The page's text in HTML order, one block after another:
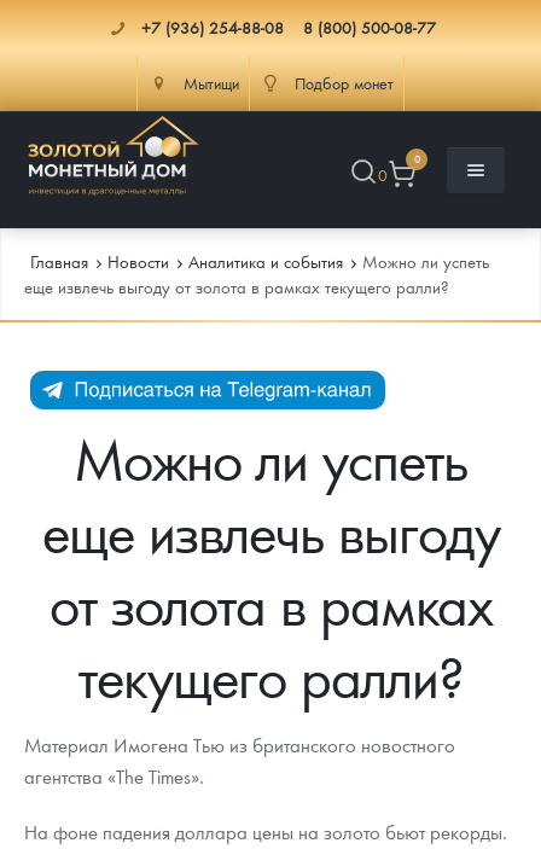
+7 (936) 254-88-08 8 (800) 500-08-77
Мытищи Подбор монет
0
0
Каталог Монет
Инвестиционные монеты
Иностранные
Памятные монеты России и СССР
Монеты Царской России
Монеты стран мира после 1950г
Монеты и жетоны ЗМД
Георгий Победоносец
Аксессуары
Гарри Поттер
Инфо
Как сделать заказ
Клуб ЗМД
Гарантии
Памятка для работы с монетами из драгметаллов
Условия возврата
Доставка
Подбор монет
Информация
Аналитика и события
Итоги 2025 года. Прогноз курсов золота, серебра, платины на
Котировки
Скупка слитков
Наши преимущества
Письмо директору
Главная Новости Аналитика и события
Можно ли успеть
еще извлечь выгоду от золота в рамках текущего ралли?
Можно ли успеть
еще извлечь выгоду
от золота в рамках
текущего ралли?
Материал Имогена Тью из британского новостного
агентства «The Times».
На фоне падения доллара цены на золото бьют рекорды.